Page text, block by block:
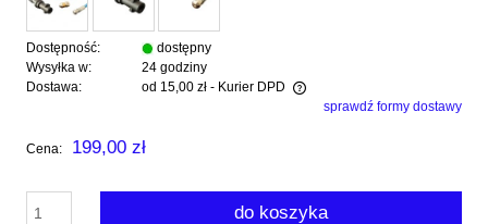
Dostępność:
dostępny
Wysyłka w:
24 godziny
Dostawa:
od 15,00 zł - Kurier DPD
Cena nie zawiera ewentualnych kosztów płatnościsprawdź formy dostawy
Cena: 199,00 zł
do koszyka